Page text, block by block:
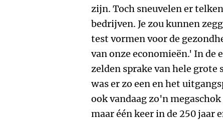
zijn. Toch sneuvelen er
bedrijven. Je zou kunnen
test vormen voor de
van onze economieën.' In de
zelden sprake van hele
was er zo een en het
ook vandaag zo'n
maar één keer in de 250 jaar